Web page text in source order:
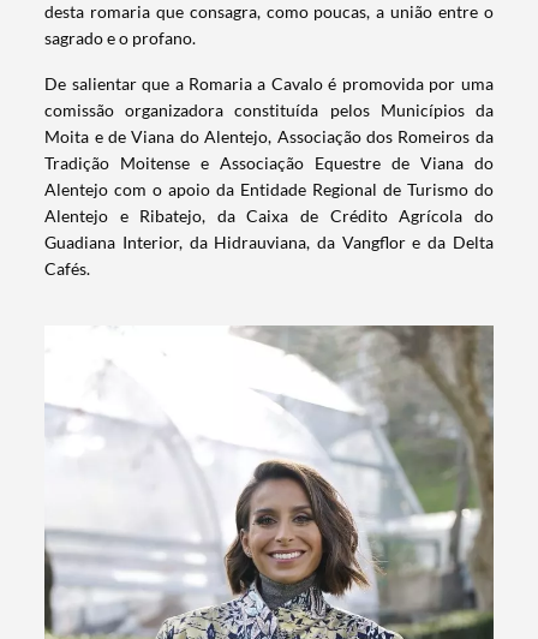
Termo de Pesquisa
desta romaria que consagra, como poucas, a união entre o
sagrado e o profano.
De salientar que a Romaria a Cavalo é promovida por uma
comissão organizadora constituída pelos Municípios da
Moita e de Viana do Alentejo, Associação dos Romeiros da
Tradição Moitense e Associação Equestre de Viana do
Alentejo com o apoio da Entidade Regional de Turismo do
Alentejo e Ribatejo, da Caixa de Crédito Agrícola do
Guadiana Interior, da Hidrauviana, da Vangflor e da Delta
Cafés.